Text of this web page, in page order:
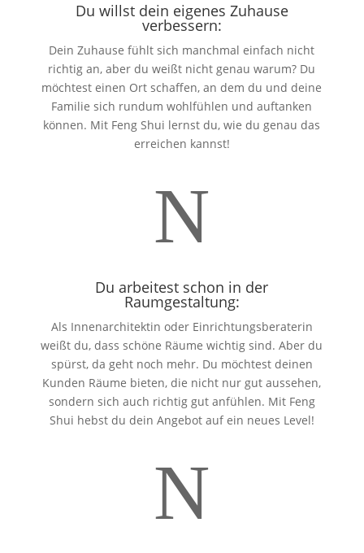
Du willst dein eigenes Zuhause
verbessern:
Dein Zuhause fühlt sich manchmal einfach nicht
richtig an, aber du weißt nicht genau warum? Du
möchtest einen Ort schaffen, an dem du und deine
Familie sich rundum wohlfühlen und auftanken
können. Mit Feng Shui lernst du, wie du genau das
erreichen kannst!
N
Du arbeitest schon in der
Raumgestaltung:
Als Innenarchitektin oder Einrichtungsberaterin
weißt du, dass schöne Räume wichtig sind. Aber du
spürst, da geht noch mehr. Du möchtest deinen
Kunden Räume bieten, die nicht nur gut aussehen,
sondern sich auch richtig gut anfühlen. Mit Feng
Shui hebst du dein Angebot auf ein neues Level!
N